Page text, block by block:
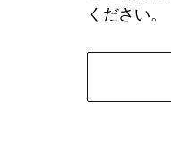
ください。